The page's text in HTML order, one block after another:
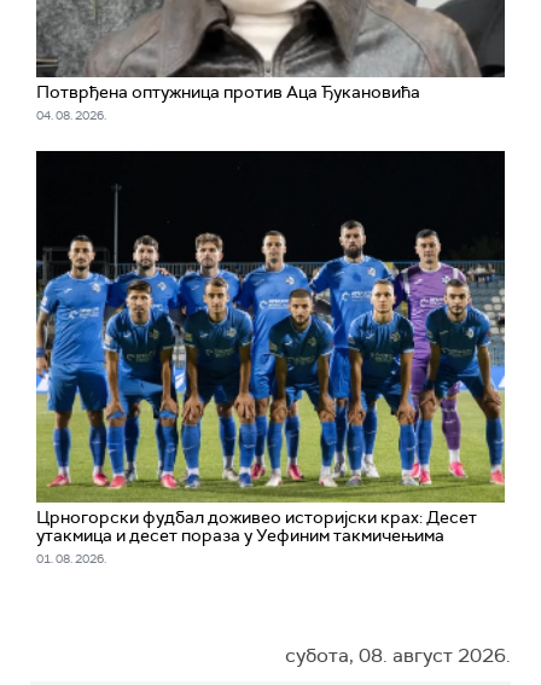
Потврђена оптужница против Аца Ђукановића
04. 08. 2026.
Црногорски фудбал доживео историјски крах: Десет
утакмица и десет пораза у Уефиним такмичењима
01. 08. 2026.
субота, 08. август 2026.